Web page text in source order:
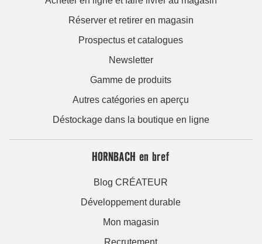
Réserver et retirer en magasin
Prospectus et catalogues
Newsletter
Gamme de produits
Autres catégories en aperçu
Déstockage dans la boutique en ligne
HORNBACH en bref
Blog CRÉATEUR
Développement durable
Mon magasin
Recrutement